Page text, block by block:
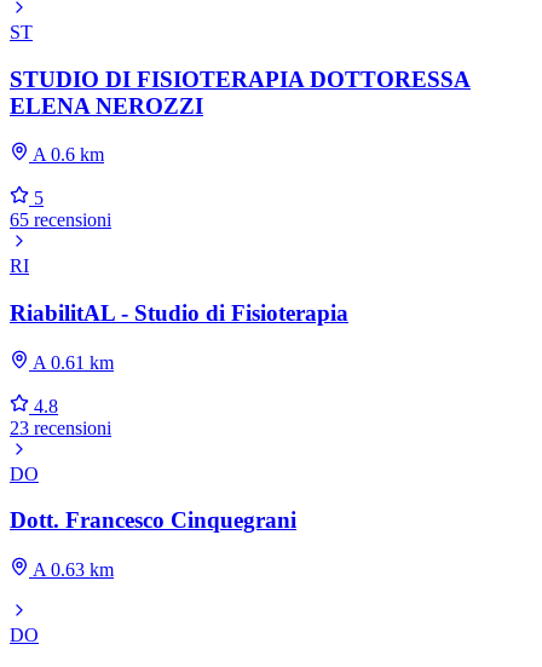
ST
STUDIO DI FISIOTERAPIA DOTTORESSA
ELENA NEROZZI
A 0.6 km
5
65 recensioni
RI
RiabilitAL - Studio di Fisioterapia
A 0.61 km
4.8
23 recensioni
DO
Dott. Francesco Cinquegrani
A 0.63 km
DO